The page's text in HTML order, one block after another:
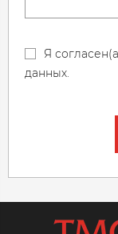
Я
данных.